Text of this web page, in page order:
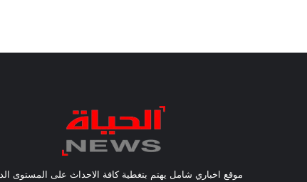
موقع اخباري شامل يهتم بتغطية كافة الاحداث على المستوى